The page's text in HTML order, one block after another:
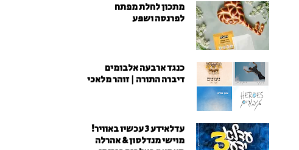
מתכון לחלת מפתח
לפרנסה ושפע
כנגד ארבעה אלבומים
דיברה התורה | זוהר מלאכי
עדלאידע 3 עכשיו באוויר!
מוישי מנדלסון & אהרלה